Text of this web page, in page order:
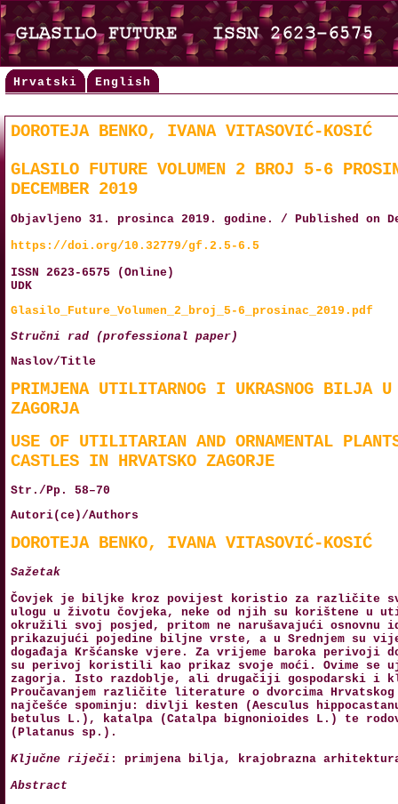
Hrvatski English
DOROTEJA BENKO, IVANA VITASOVIĆ-KOSIĆ
GLASILO FUTURE VOLUMEN 2 BROJ 5-6
DECEMBER 2019
Objavljeno 31. prosinca 2019. godine. / Published on
https://doi.org/10.32779/gf.2.5-6.5
ISSN 2623-6575 (Online)
UDK
Glasilo_Future_Volumen_2_broj_5-6_prosinac_2019.pdf
Stručni rad (professional paper)
Naslov/Title
PRIMJENA UTILITARNOG I UKRASNOG BILJA U
ZAGORJA
USE OF UTILITARIAN AND ORNAMENTAL
CASTLES IN HRVATSKO ZAGORJE
Str./Pp. 58–70
Autori(ce)/Authors
DOROTEJA BENKO, IVANA VITASOVIĆ-KOSIĆ
Sažetak
Čovjek je biljke kroz povijest koristio za različite
ulogu u životu čovjeka, neke od njih su korištene u
okružili svoj posjed, pritom ne narušavajući
prikazujući pojedine biljne vrste, a u Srednjem su
događaja Kršćanske vjere. Za vrijeme baroka perivoji
su perivoj koristili kao prikaz svoje moći. Ovime se
zagorja. Isto razdoblje, ali drugačiji gospodarski i
Proučavanjem različite literature o dvorcima
najčešće spominju: divlji kesten (Aesculus
betulus L.), katalpa (Catalpa bignonioides L.) te
(Platanus sp.).
Ključne riječi : primjena bilja, krajobrazna
Abstract